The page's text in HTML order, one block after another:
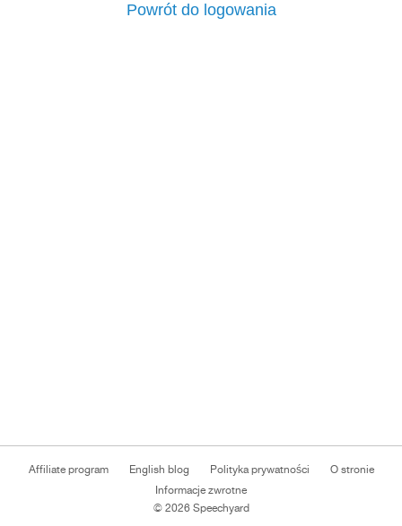
Powrót do logowania
Affiliate program English blog Polityka prywatności
O stronie
Informacje zwrotne
© 2026 Speechyard